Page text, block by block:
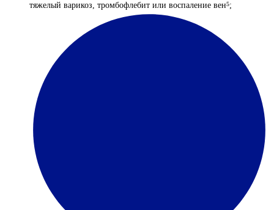
тяжелый варикоз, тромбофлебит или воспаление вен5;